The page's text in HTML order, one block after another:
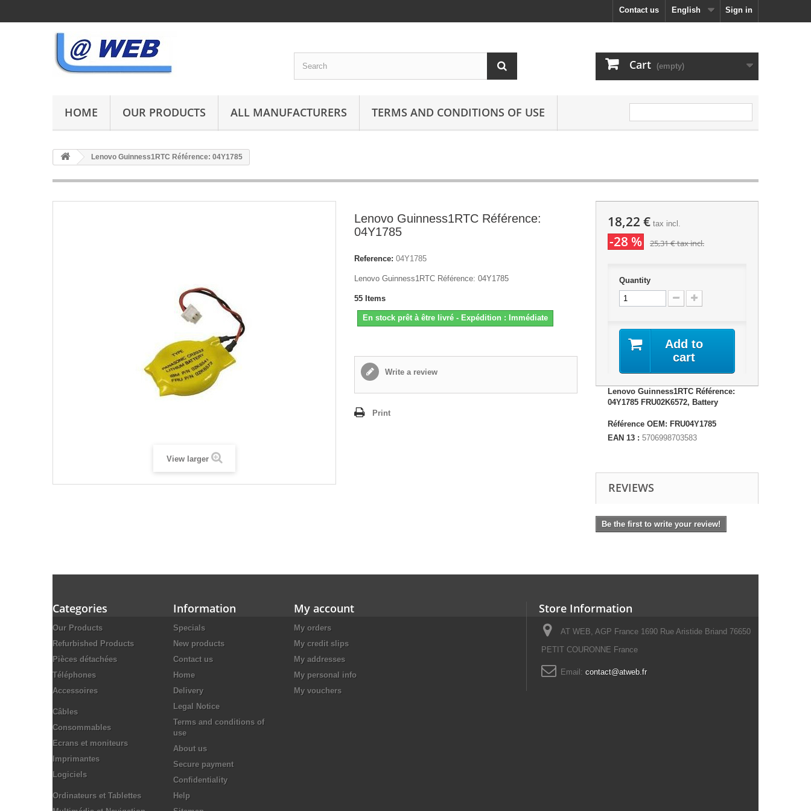
Sign in
English
Contact us
Cart (empty)
HOME OUR PRODUCTS ALL MANUFACTURERS TERMS AND CONDITIONS OF USE
Lenovo Guinness1RTC Référence: 04Y1785
View larger
Lenovo Guinness1RTC Référence:
04Y1785
Reference: 04Y1785
Lenovo Guinness1RTC Référence: 04Y1785
55 Items
En stock prêt à être livré - Expédition : Immédiate
Write a review
Print
18,22 €tax incl.
-28 % 25,31 €tax incl.
Quantity
Add to
cart
Lenovo Guinness1RTC Référence:
04Y1785 FRU02K6572, Battery
Référence OEM: FRU04Y1785
EAN 13 : 5706998703583
REVIEWS
Be the first to write your review!
Categories
Our Products
Refurbished Products
Pièces détachées
Téléphones
Accessoires
Câbles
Consommables
Ecrans et moniteurs
Imprimantes
Logiciels
Ordinateurs et Tablettes
Information
Specials
New products
Contact us
Home
Delivery
Legal Notice
Terms and conditions of
use
About us
Secure payment
Confidentiality
Help
My account
My orders
My credit slips
My addresses
My personal info
My vouchers
Store Information
AT WEB, AGP France 1690 Rue Aristide Briand 76650
PETIT COURONNE France
Email: contact@atweb.fr